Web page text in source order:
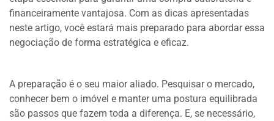
financeiramente vantajosa. Com as dicas apresentadas
neste artigo, você estará mais preparado para abordar essa
negociação de forma estratégica e eficaz.
A preparação é o seu maior aliado. Pesquisar o mercado,
conhecer bem o imóvel e manter uma postura equilibrada
são passos que fazem toda a diferença. E, se necessário,